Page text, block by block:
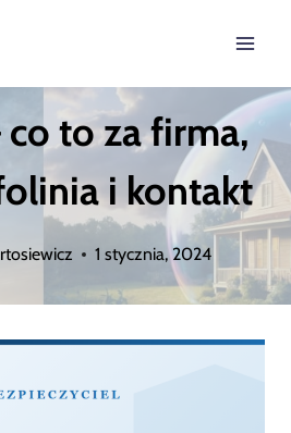
to za firma,
i kontakt
1 stycznia, 2024